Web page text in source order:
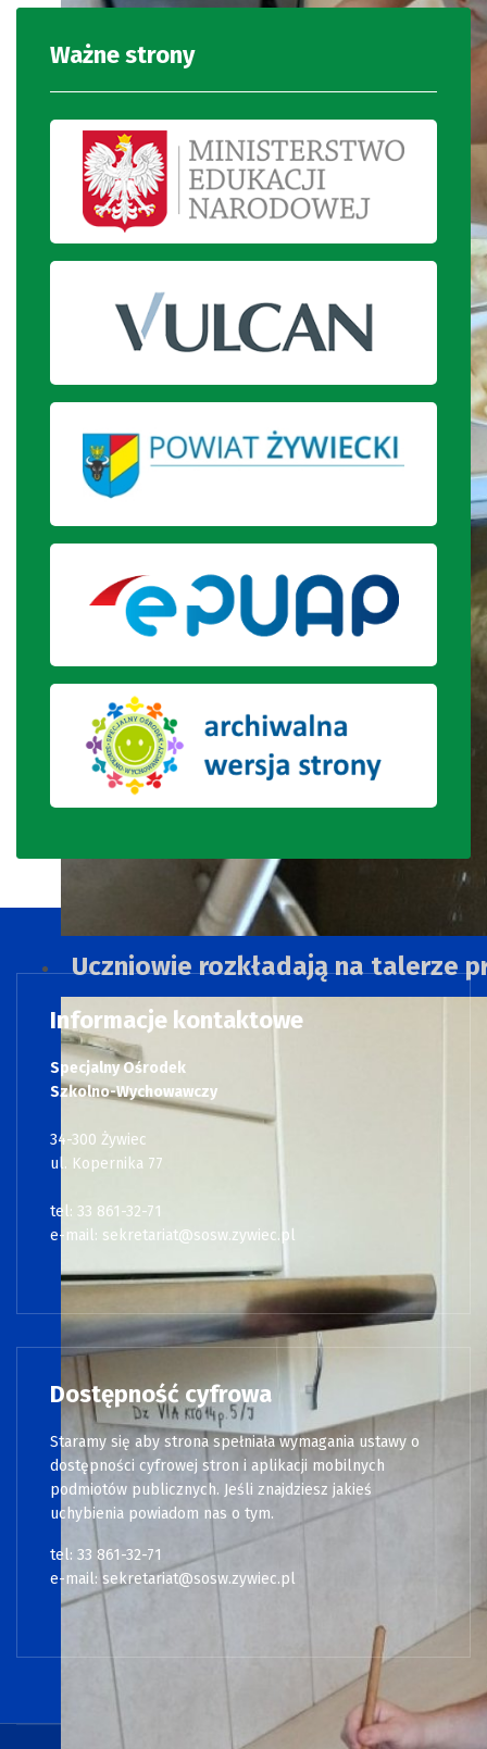
Uczniowie rozkładają na talerze
Ważne strony
Informacje kontaktowe
Specjalny Ośrodek
Szkolno-Wychowawczy
34-300 Żywiec
ul. Kopernika 77
tel: 33 861-32-71
e-mail: sekretariat@sosw.zywiec.pl
Dostępność cyfrowa
Staramy się aby strona spełniała wymagania ustawy o
dostępności cyfrowej stron i aplikacji mobilnych
podmiotów publicznych. Jeśli znajdziesz jakieś
uchybienia powiadom nas o tym.
tel: 33 861-32-71
e-mail: sekretariat@sosw.zywiec.pl